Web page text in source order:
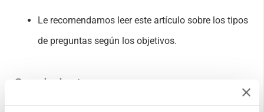
Le recomendamos leer este artículo sobre los tipos
de preguntas según los objetivos.
Seguimiento: